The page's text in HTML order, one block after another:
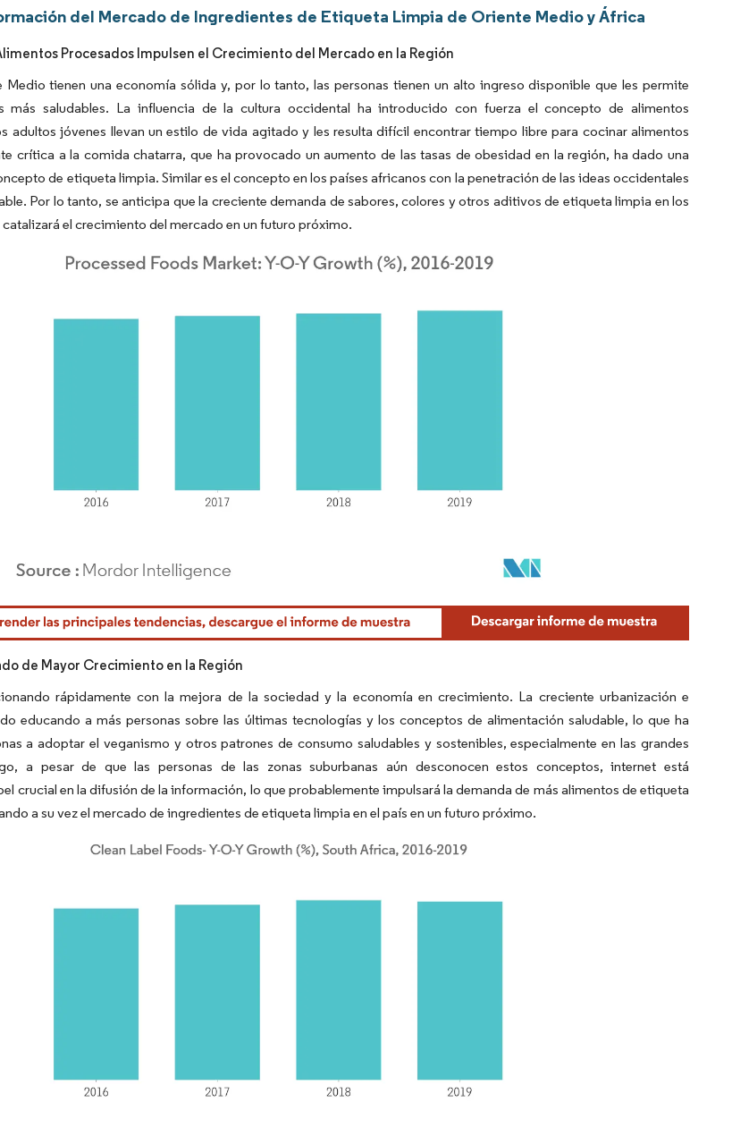
del Mercado de Ingredientes de Etiqueta Limpia de Oriente Medio y África
Procesados Impulsen el Crecimiento del Mercado en la Región
Medio tienen una economía sólida y, por lo tanto, las personas tienen un alto ingreso disponible que les permite
más saludables. La influencia de la cultura occidental ha introducido con fuerza el concepto de alimentos
adultos jóvenes llevan un estilo de vida agitado y les resulta difícil encontrar tiempo libre para cocinar alimentos
crítica a la comida chatarra, que ha provocado un aumento de las tasas de obesidad en la región, ha dado una
de etiqueta limpia. Similar es el concepto en los países africanos con la penetración de las ideas occidentales
Por lo tanto, se anticipa que la creciente demanda de sabores, colores y otros aditivos de etiqueta limpia en los
el crecimiento del mercado en un futuro próximo.
El uso requiere atribución según CC BY 4.0.
de Mayor Crecimiento en la Región
rápidamente con la mejora de la sociedad y la economía en crecimiento. La creciente urbanización e
educando a más personas sobre las últimas tecnologías y los conceptos de alimentación saludable, lo que ha
a adoptar el veganismo y otros patrones de consumo saludables y sostenibles, especialmente en las grandes
a pesar de que las personas de las zonas suburbanas aún desconocen estos conceptos, internet está
crucial en la difusión de la información, lo que probablemente impulsará la demanda de más alimentos de etiqueta
a su vez el mercado de ingredientes de etiqueta limpia en el país en un futuro próximo.